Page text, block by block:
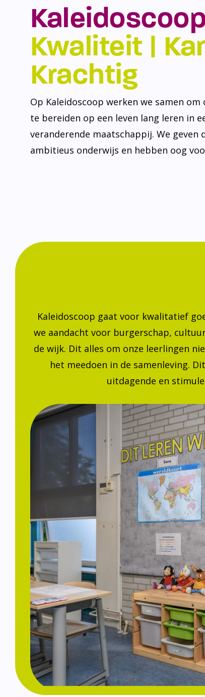
Kwaliteit |
Krachtig
Op Kaleidoscoop werken we samen
te bereiden op een leven lang leren in
veranderende maatschappij. We geven
ambitieus onderwijs en hebben oog
Kaleidoscoop gaat voor kwalitatief
we aandacht voor burgerschap,
de wijk. Dit alles om onze leerlingen
het meedoen in de samenleving.
uitdagende en